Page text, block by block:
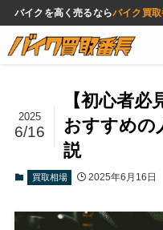
バイクを高く売るならバイク買
【初心者
おすすめの
説
2025
6/16
買取相場 2025年6月16日